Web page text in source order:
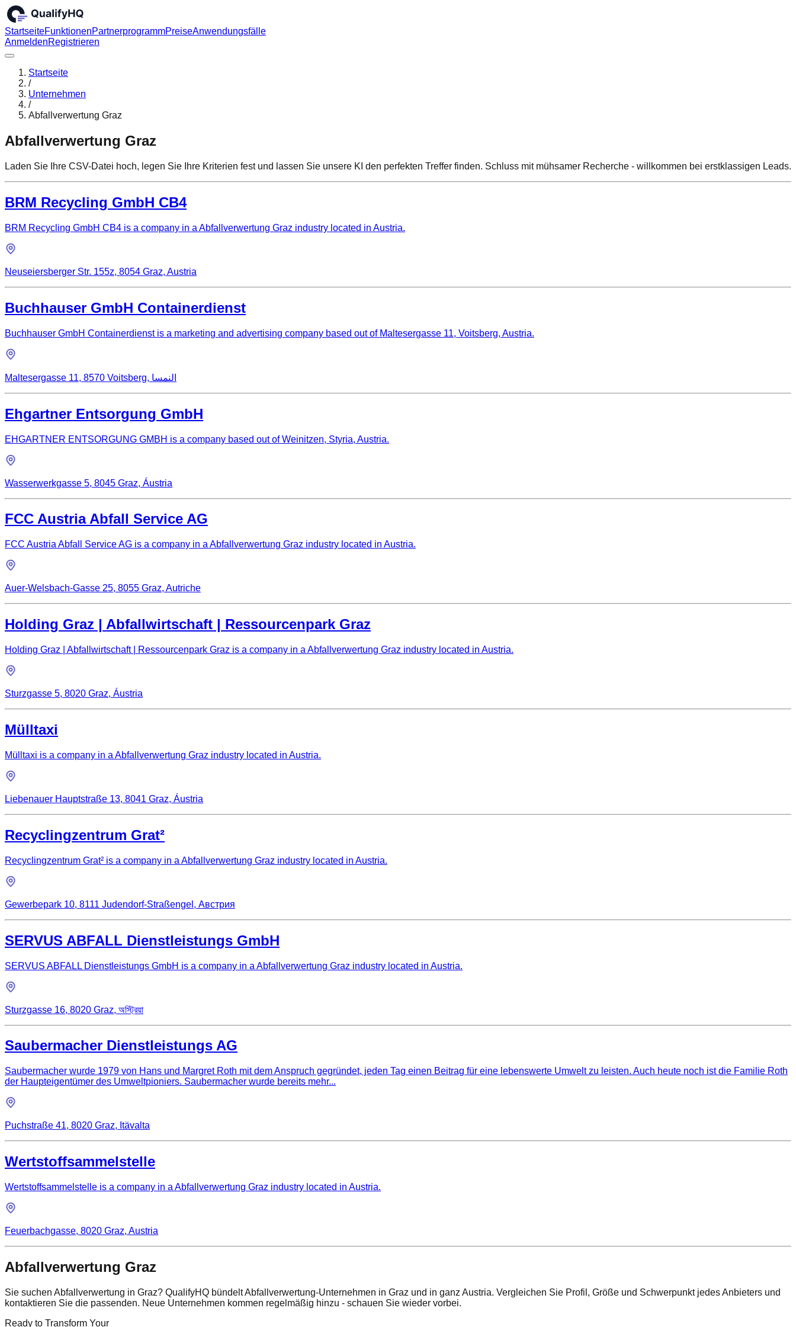
StartseiteFunktionenPartnerprogrammPreiseAnwendungsfälle
AnmeldenRegistrieren
Startseite
/
Unternehmen
/
Abfallverwertung Graz
Abfallverwertung Graz
Laden Sie Ihre CSV-Datei hoch, legen Sie Ihre Kriterien fest und lassen Sie unsere KI den perfekten Treffer finden. Schluss mit mühsamer Recherche - willkommen bei erstklassigen Leads.
BRM Recycling GmbH CB4
BRM Recycling GmbH CB4 is a company in a Abfallverwertung Graz industry located in Austria.
Neuseiersberger Str. 155z, 8054 Graz, Austria
Buchhauser GmbH Containerdienst
Buchhauser GmbH Containerdienst is a marketing and advertising company based out of Maltesergasse 11, Voitsberg, Austria.
Maltesergasse 11, 8570 Voitsberg, النمسا
Ehgartner Entsorgung GmbH
EHGARTNER ENTSORGUNG GMBH is a company based out of Weinitzen, Styria, Austria.
Wasserwerkgasse 5, 8045 Graz, Áustria
FCC Austria Abfall Service AG
FCC Austria Abfall Service AG is a company in a Abfallverwertung Graz industry located in Austria.
Auer-Welsbach-Gasse 25, 8055 Graz, Autriche
Holding Graz | Abfallwirtschaft | Ressourcenpark Graz
Holding Graz | Abfallwirtschaft | Ressourcenpark Graz is a company in a Abfallverwertung Graz industry located in Austria.
Sturzgasse 5, 8020 Graz, Áustria
Mülltaxi
Mülltaxi is a company in a Abfallverwertung Graz industry located in Austria.
Liebenauer Hauptstraße 13, 8041 Graz, Áustria
Recyclingzentrum Grat²
Recyclingzentrum Grat² is a company in a Abfallverwertung Graz industry located in Austria.
Gewerbepark 10, 8111 Judendorf-Straßengel, Австрия
SERVUS ABFALL Dienstleistungs GmbH
SERVUS ABFALL Dienstleistungs GmbH is a company in a Abfallverwertung Graz industry located in Austria.
Sturzgasse 16, 8020 Graz, অস্ট্রিয়া
Saubermacher Dienstleistungs AG
Saubermacher wurde 1979 von Hans und Margret Roth mit dem Anspruch gegründet, jeden Tag einen Beitrag für eine lebenswerte Umwelt zu leisten. Auch heute noch ist die Familie Roth
der Haupteigentümer des Umweltpioniers. Saubermacher wurde bereits mehr...
Puchstraße 41, 8020 Graz, Itävalta
Wertstoffsammelstelle
Wertstoffsammelstelle is a company in a Abfallverwertung Graz industry located in Austria.
Feuerbachgasse, 8020 Graz, Austria
Abfallverwertung Graz
Sie suchen Abfallverwertung in Graz? QualifyHQ bündelt Abfallverwertung-Unternehmen in Graz und in ganz Austria. Vergleichen Sie Profil, Größe und Schwerpunkt jedes Anbieters und
kontaktieren Sie die passenden. Neue Unternehmen kommen regelmäßig hinzu - schauen Sie wieder vorbei.
Ready to Transform Your